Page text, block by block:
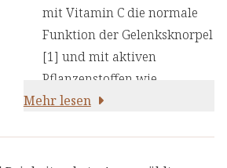
mit Vitamin C die normale
Funktion der Gelenksknorpel
[1] und mit aktiven
Pflanzenstoffen wie
Weihrauch und Teufelskralle
Mehr lesen